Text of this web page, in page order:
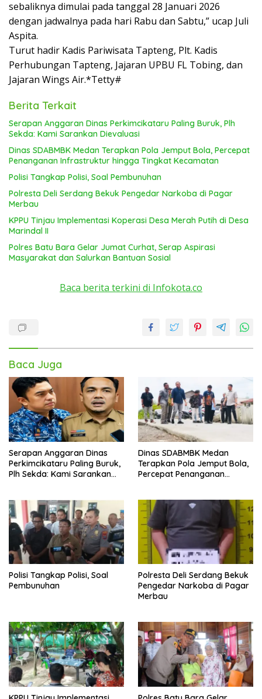
sebaliknya dimulai pada tanggal 28 Januari 2026
dengan jadwalnya pada hari Rabu dan Sabtu,” ucap Juli
Aspita.
Turut hadir Kadis Pariwisata Tapteng, Plt. Kadis
Perhubungan Tapteng, Jajaran UPBU FL Tobing, dan
Jajaran Wings Air.*Tetty#
Berita Terkait
Serapan Anggaran Dinas Perkimcikataru Paling Buruk, Plh
Sekda: Kami Sarankan Dievaluasi
Dinas SDABMBK Medan Terapkan Pola Jemput Bola, Percepat
Penanganan Infrastruktur hingga Tingkat Kecamatan
Polisi Tangkap Polisi, Soal Pembunuhan
Polresta Deli Serdang Bekuk Pengedar Narkoba di Pagar
Merbau
KPPU Tinjau Implementasi Koperasi Desa Merah Putih di Desa
Marindal II
Polres Batu Bara Gelar Jumat Curhat, Serap Aspirasi
Masyarakat dan Salurkan Bantuan Sosial
Baca berita terkini di Infokota.co
Baca Juga
Serapan Anggaran Dinas
Perkimcikataru Paling Buruk,
Plh Sekda: Kami Sarankan
Dinas SDABMBK Medan
Terapkan Pola Jemput Bola,
Percepat Penanganan
Polisi Tangkap Polisi, Soal
Pembunuhan
Polresta Deli Serdang Bekuk
Pengedar Narkoba di Pagar
Merbau